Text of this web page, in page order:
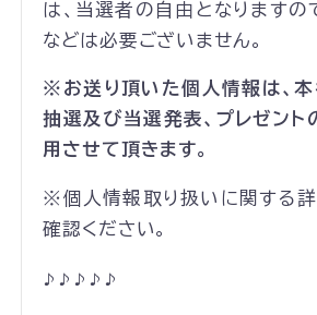
は、当選者の自由となります
などは必要ございません。
※お送り頂いた個人情報は、本
抽選及び当選発表、プレゼント
用させて頂きます。
※個人情報取り扱いに関する詳
確認ください。
♪♪♪♪♪